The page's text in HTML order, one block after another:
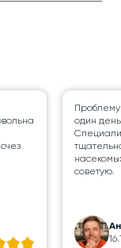
один
советую.